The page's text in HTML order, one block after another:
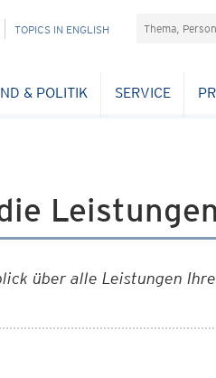
TOPICS IN ENGLISH Suchefeld
& POLITIK SERVICE
über alle Leistungen